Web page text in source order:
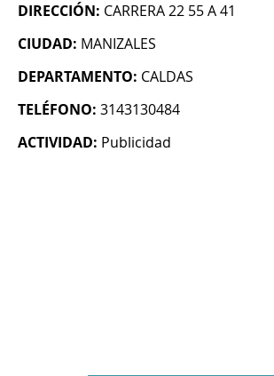
DIRECCIÓN: CARRERA 22 55 A 41
CIUDAD: MANIZALES
DEPARTAMENTO: CALDAS
TELÉFONO: 3143130484
ACTIVIDAD: Publicidad